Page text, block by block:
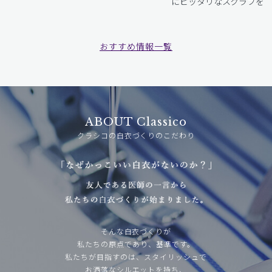
おすすめ情報一覧
ABOUT Classico
クラシコの白衣づくりのこだわり
そんな白衣づくりが
私たちの原点であり、基準です。
私たちが目指すのは、スタイリッシュで
お洒落なシルエットを持ち、